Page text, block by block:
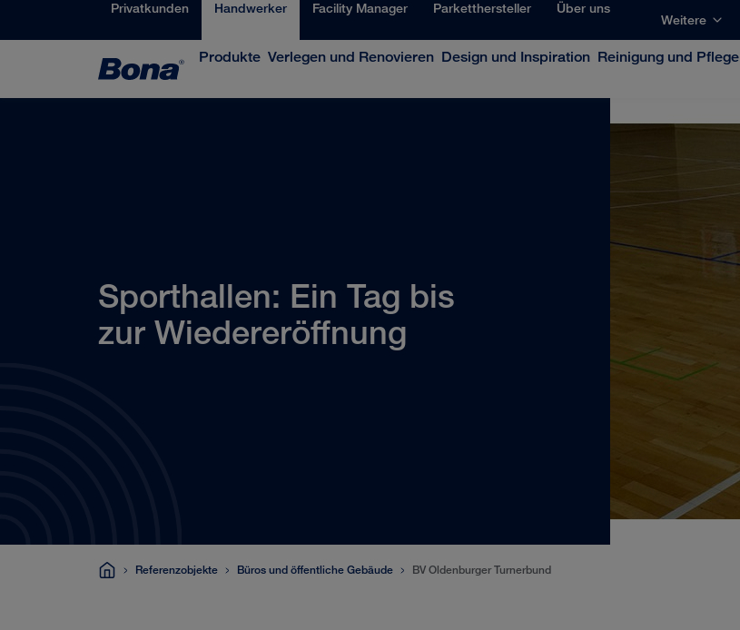
Privatkunden Handwerker Facility Manager Parketthersteller Über uns
Weitere
Produkte Verlegen und Renovieren Design und Inspiration Reinigung und Pflege
Sporthallen: Ein Tag bis
zur Wiedereröffnung
Referenzobjekte Büros und öffentliche Gebäude BV Oldenburger Turnerbund